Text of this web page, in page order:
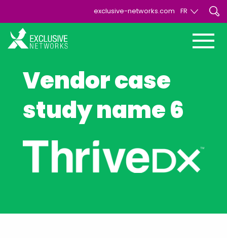
exclusive-networks.com FR
Vendor case
study name 6